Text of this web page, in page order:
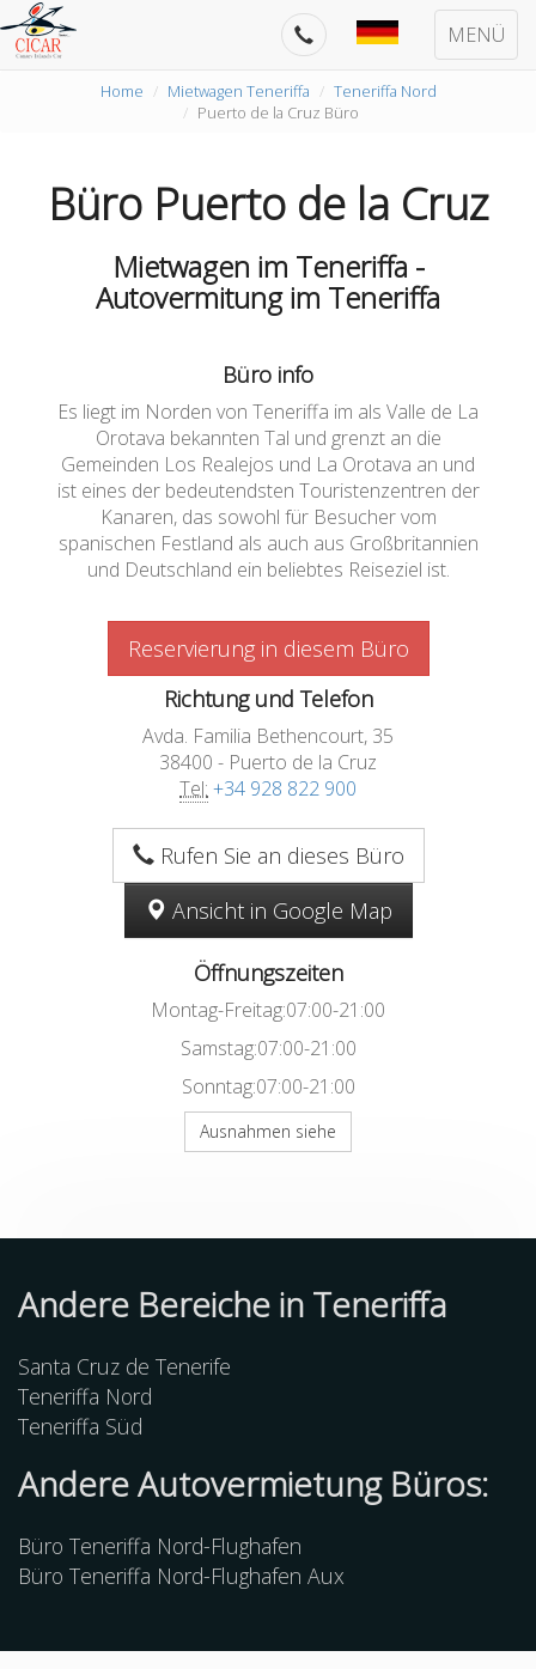
MENÜ
Home Mietwagen Teneriffa
Teneriffa Nord
Puerto de la Cruz Büro
Büro Puerto de la Cruz
Mietwagen im Teneriffa -
Autovermitung im Teneriffa
Büro info
Es liegt im Norden von Teneriffa im als Valle de La
Orotava bekannten Tal und grenzt an die
Gemeinden Los Realejos und La Orotava an und
ist eines der bedeutendsten Touristenzentren der
Kanaren, das sowohl für Besucher vom
spanischen Festland als auch aus Großbritannien
und Deutschland ein beliebtes Reiseziel ist.
Reservierung in diesem Büro
Richtung und Telefon
Avda. Familia Bethencourt, 35
38400 - Puerto de la Cruz
Tel: +34 928 822 900
Rufen Sie an dieses Büro
Ansicht in Google Map
Öffnungszeiten
Montag-Freitag:07:00-21:00
Samstag:07:00-21:00
Sonntag:07:00-21:00
Ausnahmen siehe
Andere Bereiche in Teneriffa
Santa Cruz de Tenerife
Teneriffa Nord
Teneriffa Süd
Andere Autovermietung Büros:
Büro Teneriffa Nord-Flughafen
Büro Teneriffa Nord-Flughafen Aux